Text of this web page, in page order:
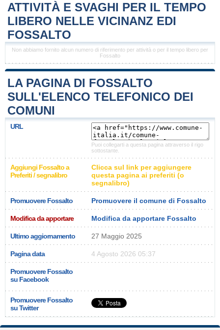
ATTIVITÀ E SVAGHI PER IL TEMPO
LIBERO NELLE VICINANZ EDI
FOSSALTO
Non abbiamo fornito alcun numero di riferimento per attività o per il tempo libero per
Fossalto
LA PAGINA DI FOSSALTO
SULL'ELENCO TELEFONICO DEI
COMUNI
URL
Puoi collegarti a questa pagina attraverso il rigo
sottostante.
Aggiungi Fossalto a
Preferiti / segnalibro
Clicca sul link per aggiungere
questa pagina ai preferiti (o
segnalibro)
Promuovere Fossalto Promuovere il comune di Fossalto
Modifica da apportare Modifica da apportare Fossalto
Ultimo aggiornamento 27 Maggio 2025
Pagina data 4 Agosto 2026 05:37
Promuovere Fossalto
su Facebook
Promuovere Fossalto
su Twitter